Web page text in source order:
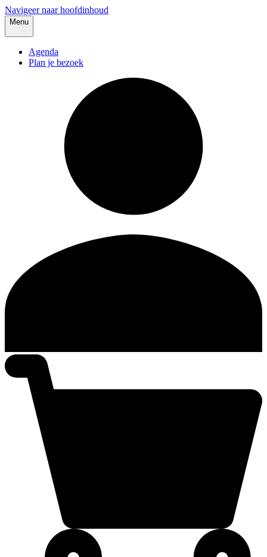
Navigeer naar hoofdinhoud
Menu
Agenda
Plan je bezoek